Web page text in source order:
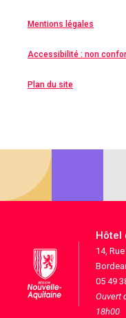
Mentions légales
Accessibilité : non
Plan du site
Hôtel
14,
05 49
Ouvert
18h00